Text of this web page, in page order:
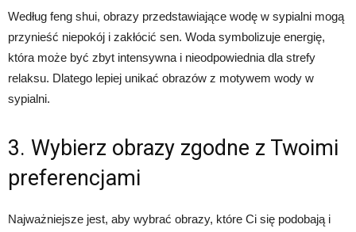
Według feng shui, obrazy przedstawiające wodę w sypialni mogą
przynieść niepokój i zakłócić sen. Woda symbolizuje energię,
która może być zbyt intensywna i nieodpowiednia dla strefy
relaksu. Dlatego lepiej unikać obrazów z motywem wody w
sypialni.
3. Wybierz obrazy zgodne z Twoimi
preferencjami
Najważniejsze jest, aby wybrać obrazy, które Ci się podobają i